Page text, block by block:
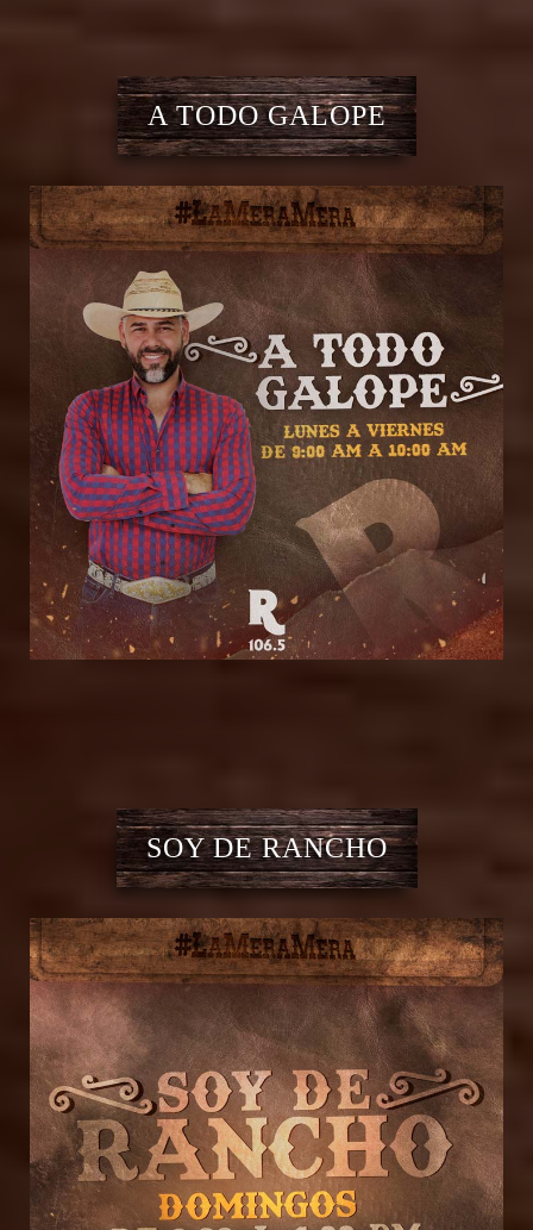
A TODO GALOPE
SOY DE RANCHO